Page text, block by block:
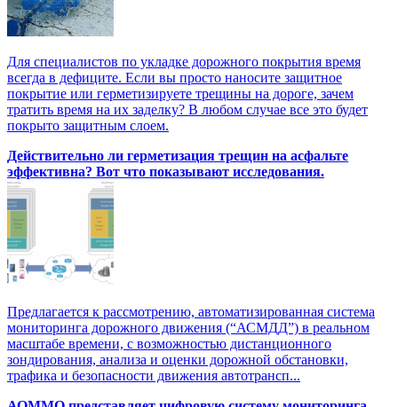
Для специалистов по укладке дорожного покрытия время
всегда в дефиците. Если вы просто наносите защитное
покрытие или герметизируете трещины на дороге, зачем
тратить время на их заделку? В любом случае все это будет
покрыто защитным слоем.
Действительно ли герметизация трещин на асфальте
эффективна? Вот что показывают исследования.
Предлагается к рассмотрению, автоматизированная система
мониторинга дорожного движения (“АСМДД”) в реальном
масштабе времени, с возможностью дистанционного
зондирования, анализа и оценки дорожной обстановки,
трафика и безопасности движения автотрансп...